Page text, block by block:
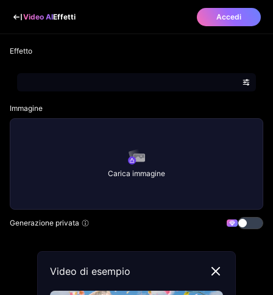
Video AIEffetti Accedi
Effetto
Immagine
Carica immagine
Generazione privata
Video di esempio